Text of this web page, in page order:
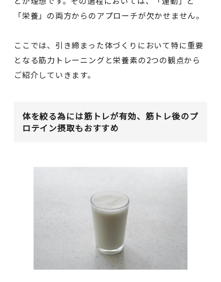
「栄養」の両方からのアプローチが欠かせません。
ここでは、引き締まった体づくりにおいて特に重要
となる筋力トレーニングと栄養素の2つの観点から
ご紹介していきます。
体を絞る為には筋トレが有効、筋トレ後のプ
ロテイン摂取もおすすめ